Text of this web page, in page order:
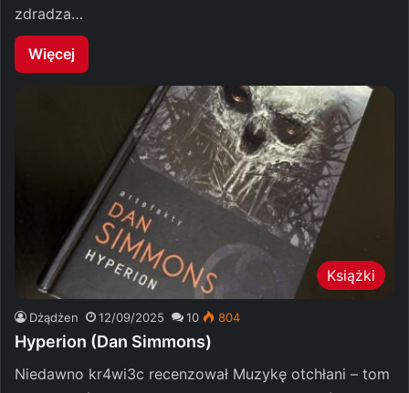
zdradza…
Więcej
Książki
Dżądżen 12/09/2025 10 804
Hyperion (Dan Simmons)
Niedawno kr4wi3c recenzował Muzykę otchłani – tom